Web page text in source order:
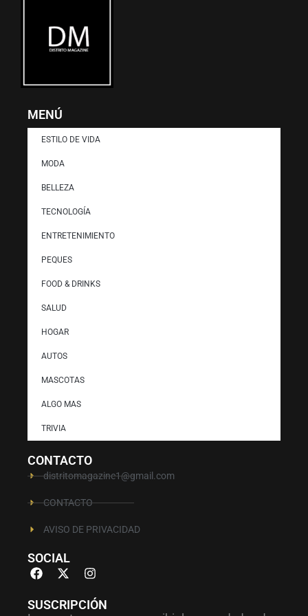
MENÚ
ESTILO DE VIDA
MODA
BELLEZA
TECNOLOGÍA
ENTRETENIMIENTO
PEQUES
FOOD & DRINKS
SALUD
HOGAR
AUTOS
MASCOTAS
ALGO MAS
TRIVIA
CONTACTO
distritomagazine1@gmail.com
CONTACTO
AVISO DE PRIVACIDAD
SOCIAL
SUSCRIPCIÓN